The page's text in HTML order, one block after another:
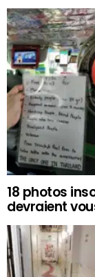
18 photos
devraient